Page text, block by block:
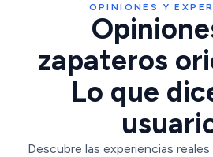
OPINIONES Y
zapateros
Lo que
Descubre las experiencias